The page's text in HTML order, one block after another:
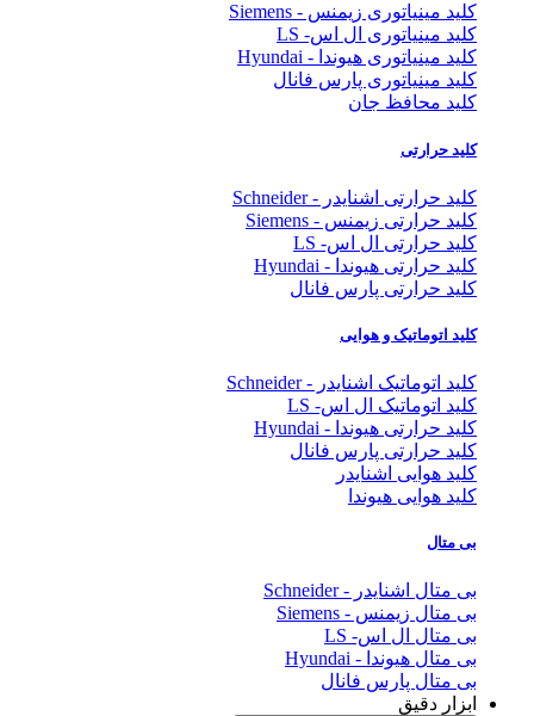
کلید مینیاتوری زیمنس - Siemens
کلید مینیاتوری ال اس- LS
کلید مینیاتوری هیوندا - Hyundai
کلید مینیاتوری پارس فانال
کلید محافظ جان
کلید حرارتی
کلید حرارتی اشنایدر - Schneider
کلید حرارتی زیمنس - Siemens
کلید حرارتی ال اس- LS
کلید حرارتی هیوندا - Hyundai
کلید حرارتی پارس فانال
کلید اتوماتیک و هوایی
کلید اتوماتیک اشنایدر - Schneider
کلید اتوماتیک ال اس- LS
کلید حرارتی هیوندا - Hyundai
کلید حرارتی پارس فانال
کلید هوایی اشنایدر
کلید هوایی هیوندا
بی متال
بی متال اشنایدر - Schneider
بی متال زیمنس - Siemens
بی متال ال اس- LS
بی متال هیوندا - Hyundai
بی متال پارس فانال
ابزار دقیق